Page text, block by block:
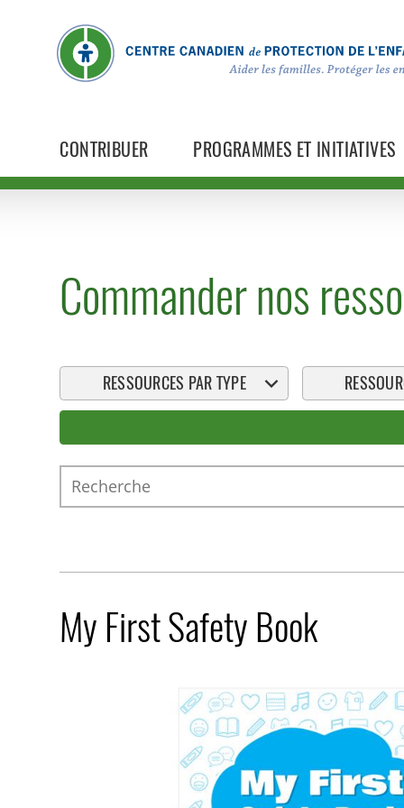
CONTRIBUER PROGRAMMES ET INITIATIVES
Commander nos
RESSOURCES PAR TYPE
Recherche
My First Safety Book